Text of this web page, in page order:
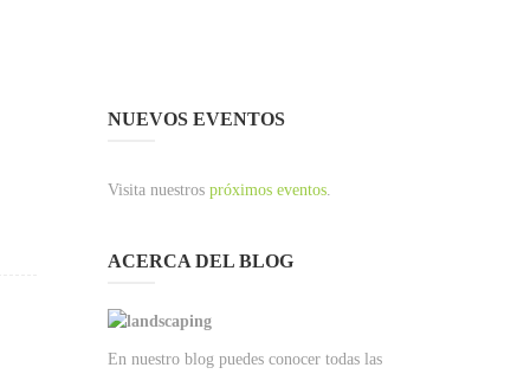
NUEVOS EVENTOS
Visita nuestros próximos eventos.
ACERCA DEL BLOG
En nuestro blog puedes conocer todas las